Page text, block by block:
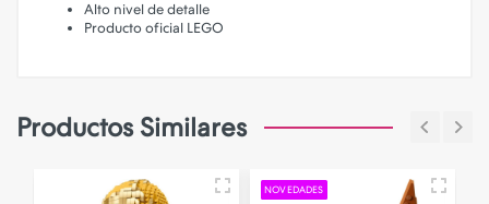
Alto nivel de detalle
Producto oficial LEGO
Productos Similares
NOVEDADES